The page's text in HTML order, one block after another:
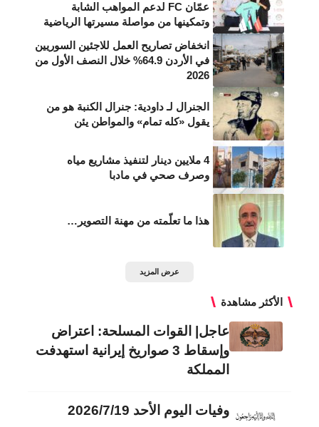
عمّان FC لدعم المواهب الشابة
وتمكينها من مواصلة مسيرتها الرياضية
انخفاض تصاريح العمل للاجئين السوريين
في الأردن 64.9% خلال النصف الأول من
2026
الجنرال لـ داودية: جنرال الكنبة هو من
يقول «كله تمام» والمواطن يئن
4 ملايين دينار لتنفيذ مشاريع مياه
وصرف صحي في مادبا
هذا ما تعلّمته من مهنة التصوير…
عرض المزيد
الأكثر مشاهدة
عاجل| القوات المسلحة: اعتراض
وإسقاط 3 صواريخ إيرانية استهدفت
المملكة
وفيات اليوم الأحد 2026/7/19